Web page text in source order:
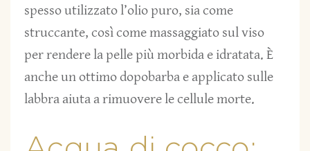
spesso utilizzato l’olio puro, sia come
struccante, così come massaggiato sul viso
per rendere la pelle più morbida e idratata. È
anche un ottimo dopobarba e applicato sulle
labbra aiuta a rimuovere le cellule morte.